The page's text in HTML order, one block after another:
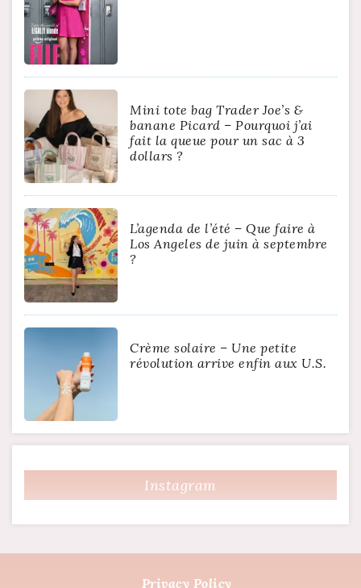
Mini tote bag Trader Joe’s &
banane Picard – Pourquoi j’ai
fait la queue pour un sac à 3
dollars ?
L’agenda de l’été – Que faire à
Los Angeles de juin à septembre
?
Crème solaire – Une petite
révolution arrive enfin aux U.S.
Instagram
Privacy Policy